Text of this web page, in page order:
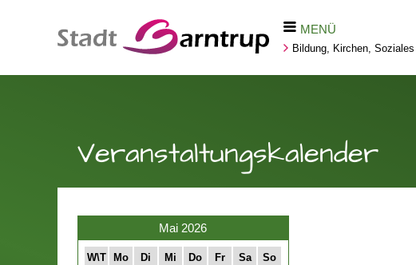
MENÜ
Bildung, Kirchen, Soziales
Veranstaltungskalender
Mai 2026
W\T Mo Di Mi Do Fr Sa So